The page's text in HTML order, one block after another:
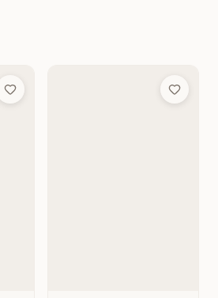
Add to Wish List Add to